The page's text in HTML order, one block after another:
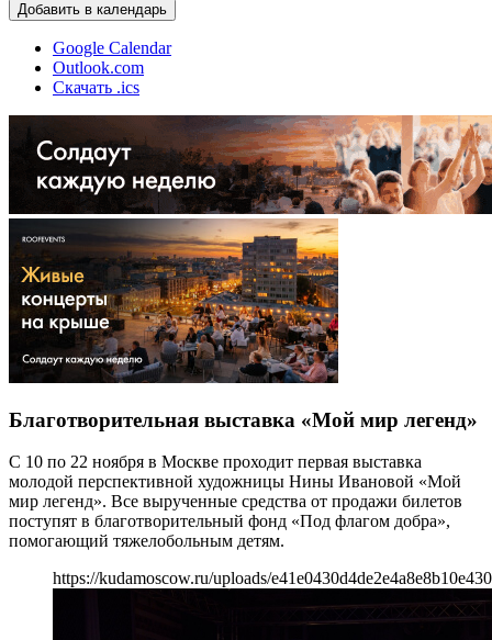
Добавить в календарь
Google Calendar
Outlook.com
Скачать .ics
Благотворительная выставка «Мой мир легенд»
С 10 по 22 ноября в Москве проходит первая выставка
молодой перспективной художницы Нины Ивановой «Мой
мир легенд». Все вырученные средства от продажи билетов
поступят в благотворительный фонд «Под флагом добра»,
помогающий тяжелобольным детям.
https://kudamoscow.ru/uploads/